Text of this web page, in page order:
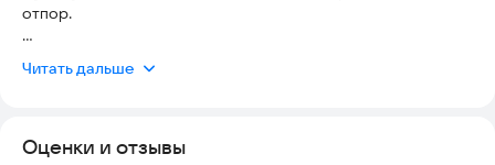
отпор.
монстров ( ͡° ͜ʖ ͡°)
Читать дальше
Оценки и отзывы